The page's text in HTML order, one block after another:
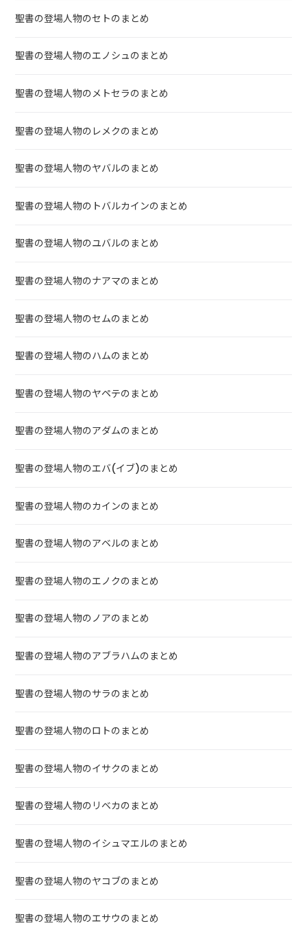
聖書の登場人物のセトのまとめ
聖書の登場人物のエノシュのまとめ
聖書の登場人物のメトセラのまとめ
聖書の登場人物のレメクのまとめ
聖書の登場人物のヤバルのまとめ
聖書の登場人物のトバルカインのまとめ
聖書の登場人物のユバルのまとめ
聖書の登場人物のナアマのまとめ
聖書の登場人物のセムのまとめ
聖書の登場人物のハムのまとめ
聖書の登場人物のヤペテのまとめ
聖書の登場人物のアダムのまとめ
聖書の登場人物のエバ(イブ)のまとめ
聖書の登場人物のカインのまとめ
聖書の登場人物のアベルのまとめ
聖書の登場人物のエノクのまとめ
聖書の登場人物のノアのまとめ
聖書の登場人物のアブラハムのまとめ
聖書の登場人物のサラのまとめ
聖書の登場人物のロトのまとめ
聖書の登場人物のイサクのまとめ
聖書の登場人物のリベカのまとめ
聖書の登場人物のイシュマエルのまとめ
聖書の登場人物のヤコブのまとめ
聖書の登場人物のエサウのまとめ